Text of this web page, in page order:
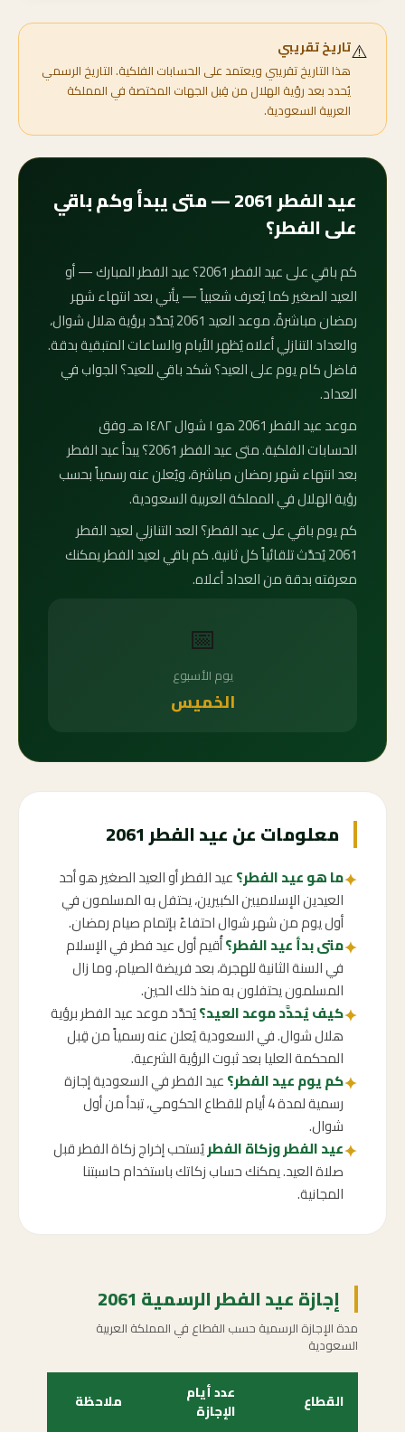
⚠️تاريخ تقريبي
هذا التاريخ تقريبي ويعتمد على الحسابات الفلكية. التاريخ الرسمي
يُحدد بعد رؤية الهلال من قِبل الجهات المختصة في المملكة
العربية السعودية.
عيد الفطر 2061 — متى يبدأ وكم باقي
على الفطر؟
كم باقي على عيد الفطر 2061؟ عيد الفطر المبارك — أو
العيد الصغير كما يُعرف شعبياً — يأتي بعد انتهاء شهر
رمضان مباشرةً. موعد العيد 2061 يُحدَّد برؤية هلال شوال،
والعداد التنازلي أعلاه يُظهر الأيام والساعات المتبقية بدقة.
فاضل كام يوم على العيد؟ شكد باقي للعيد؟ الجواب في
العداد.
موعد عيد الفطر 2061 هو ١ شوال ١٤٨٢ هـ وفق
الحسابات الفلكية. متى عيد الفطر 2061؟ يبدأ عيد الفطر
بعد انتهاء شهر رمضان مباشرة، ويُعلن عنه رسمياً بحسب
رؤية الهلال في المملكة العربية السعودية.
كم يوم باقي على عيد الفطر؟ العد التنازلي لعيد الفطر
2061 يُحدَّث تلقائياً كل ثانية. كم باقي لعيد الفطر يمكنك
معرفته بدقة من العداد أعلاه.
📅
يوم الأسبوع
الخميس
معلومات عن عيد الفطر 2061
✦ما هو عيد الفطر؟عيد الفطر أو العيد الصغير هو أحد
العيدين الإسلاميين الكبيرين، يحتفل به المسلمون في
أول يوم من شهر شوال احتفاءً بإتمام صيام رمضان.
✦متى بدأ عيد الفطر؟أُقيم أول عيد فطر في الإسلام
في السنة الثانية للهجرة، بعد فريضة الصيام، وما زال
المسلمون يحتفلون به منذ ذلك الحين.
✦كيف يُحدَّد موعد العيد؟يُحدَّد موعد عيد الفطر برؤية
هلال شوال. في السعودية يُعلن عنه رسمياً من قِبل
المحكمة العليا بعد ثبوت الرؤية الشرعية.
✦كم يوم عيد الفطر؟عيد الفطر في السعودية إجازة
رسمية لمدة 4 أيام للقطاع الحكومي، تبدأ من أول
شوال.
✦عيد الفطر وزكاة الفطريُستحب إخراج زكاة الفطر قبل
صلاة العيد. يمكنك حساب زكاتك باستخدام حاسبتنا
المجانية.
إجازة عيد الفطر الرسمية 2061
مدة الإجازة الرسمية حسب القطاع في المملكة العربية
السعودية
القطاع
عدد أيام
الإجازة
ملاحظة